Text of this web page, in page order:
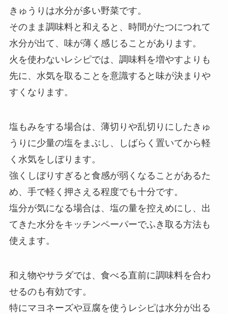
きゅうりは水分が多い野菜です。
そのまま調味料と和えると、時間がたつにつれて
水分が出て、味が薄く感じることがあります。
火を使わないレシピでは、調味料を増やすよりも
先に、水気を取ることを意識すると味が決まりや
すくなります。
塩もみをする場合は、薄切りや乱切りにしたきゅ
うりに少量の塩をまぶし、しばらく置いてから軽
く水気をしぼります。
強くしぼりすぎると食感が弱くなることがあるた
め、手で軽く押さえる程度でも十分です。
塩分が気になる場合は、塩の量を控えめにし、出
てきた水分をキッチンペーパーでふき取る方法も
使えます。
和え物やサラダでは、食べる直前に調味料を合わ
せるのも有効です。
特にマヨネーズや豆腐を使うレシピは水分が出る